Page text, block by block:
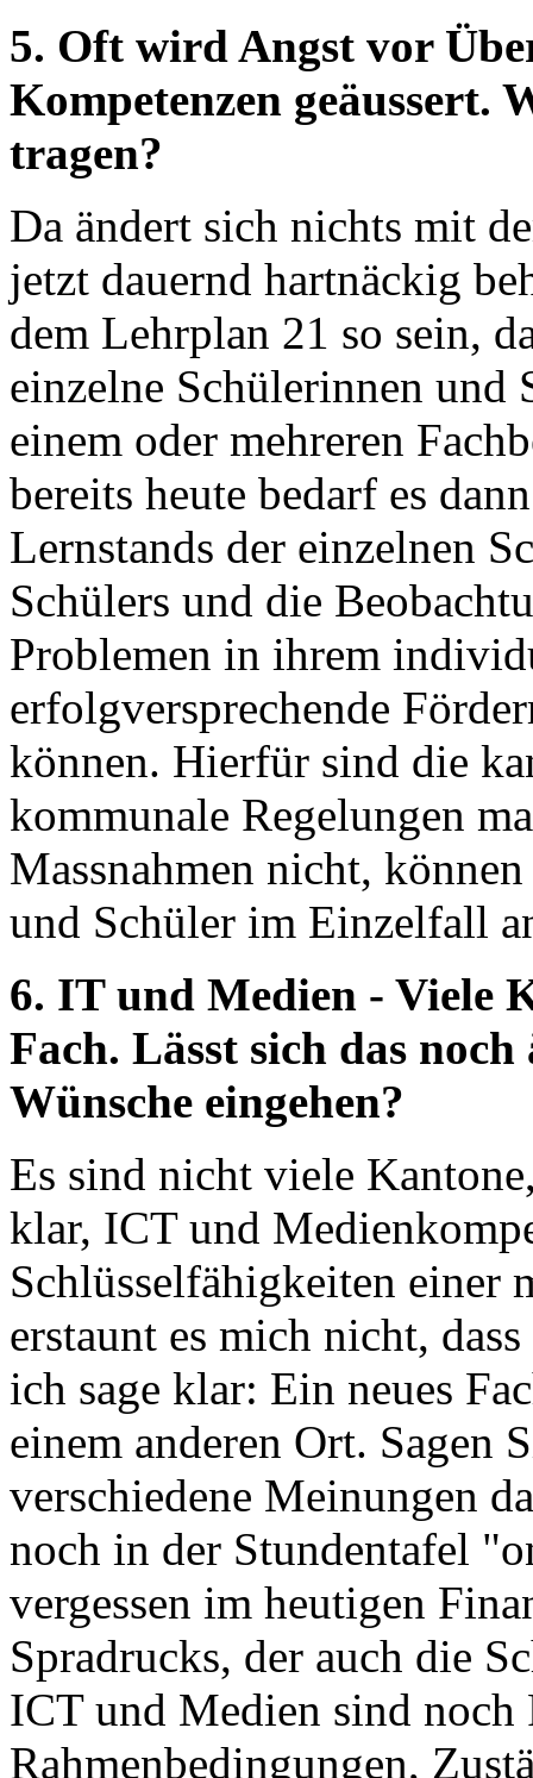
5. Oft wird Angst vor
Kompetenzen geäussert.
tragen?
Da ändert sich nichts mit
jetzt dauernd hartnäckig
dem Lehrplan 21 so sein,
einzelne Schülerinnen und
einem oder mehreren
bereits heute bedarf es
Lernstands der einzelnen
Schülers und die
Problemen in ihrem
erfolgversprechende
können. Hierfür sind die
kommunale Regelungen
Massnahmen nicht,
und Schüler im Einzelfall
6. IT und Medien - Viele
Fach. Lässt sich das
Wünsche eingehen?
Es sind nicht viele
klar, ICT und
Schlüsselfähigkeiten einer
erstaunt es mich nicht,
ich sage klar: Ein neues
einem anderen Ort. Sagen
verschiedene Meinungen
noch in der Stundentafel
vergessen im heutigen
Spradrucks, der auch die
ICT und Medien sind noch
Rahmenbedingungen,